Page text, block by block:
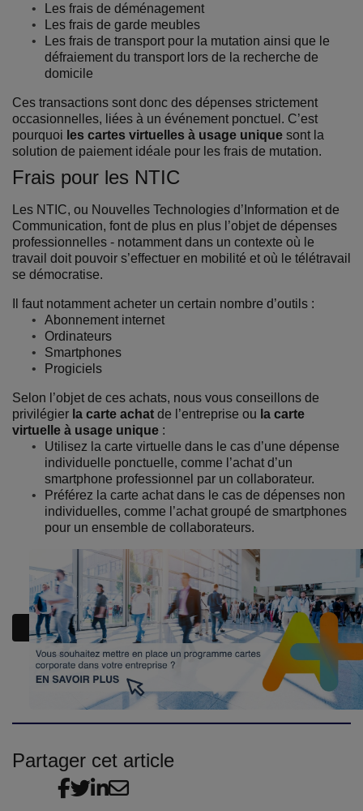
Les frais de déménagement
Les frais de garde meubles
Les frais de transport pour la mutation ainsi que le
défraiement du transport lors de la recherche de
domicile
Ces transactions sont donc des dépenses strictement
occasionnelles, liées à un événement ponctuel. C’est
pourquoi les cartes virtuelles à usage unique sont la
solution de paiement idéale pour les frais de mutation.
Frais pour les NTIC
Les NTIC, ou Nouvelles Technologies d’Information et de
Communication, font de plus en plus l’objet de dépenses
professionnelles - notamment dans un contexte où le
travail doit pouvoir s’effectuer en mobilité et où le télétravail
se démocratise.
Il faut notamment acheter un certain nombre d’outils :
Abonnement internet
Ordinateurs
Smartphones
Progiciels
Selon l’objet de ces achats, nous vous conseillons de
privilégier la carte achat de l’entreprise ou la carte
virtuelle à usage unique :
Utilisez la carte virtuelle dans le cas d’une dépense
individuelle ponctuelle, comme l’achat d’un
smartphone professionnel par un collaborateur.
Préférez la carte achat dans le cas de dépenses non
individuelles, comme l’achat groupé de smartphones
pour un ensemble de collaborateurs.
Partager cet article